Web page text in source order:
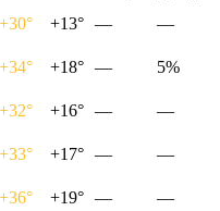
+30° +13° —
—
+34° +18° —
5%
+32° +16° —
—
+33° +17° —
—
+36° +19° —
—